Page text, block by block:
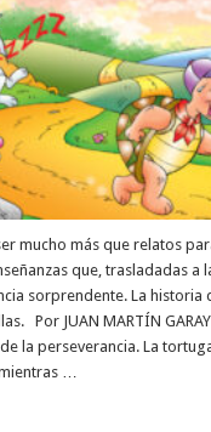
mucho más que relatos
que, trasladadas a
sorprendente. La historia
Por JUAN MARTÍN
la perseverancia. La
…